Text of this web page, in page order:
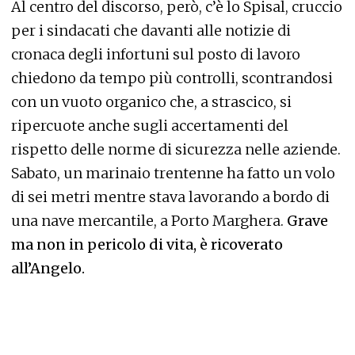
Al centro del discorso, però, c’è lo Spisal, cruccio
per i sindacati che davanti alle notizie di
cronaca degli infortuni sul posto di lavoro
chiedono da tempo più controlli, scontrandosi
con un vuoto organico che, a strascico, si
ripercuote anche sugli accertamenti del
rispetto delle norme di sicurezza nelle aziende.
Sabato, un marinaio trentenne ha fatto un volo
di sei metri mentre stava lavorando a bordo di
una nave mercantile, a Porto Marghera. Grave
ma non in pericolo di vita, è ricoverato
all’Angelo.